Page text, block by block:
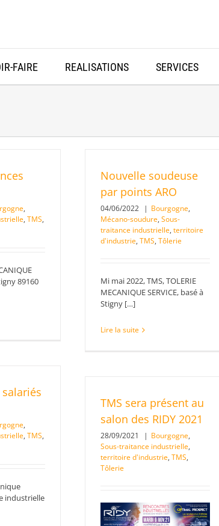
FAIRE REALISATIONS SERVICES
,
, TMS,
89160
Nouvelle soudeuse
par points ARO
04/06/2022 | Bourgogne,
Mécano-soudure, Sous-
traitance industrielle, territoire
d'industrie, TMS, Tôlerie
Mi mai 2022, TMS, TOLERIE
MECANIQUE SERVICE, basé à
Stigny […]
Lire la suite
,
, TMS,
industrielle
TMS sera présent au
salon des RIDY 2021
28/09/2021 | Bourgogne,
Sous-traitance industrielle,
territoire d'industrie, TMS,
Tôlerie